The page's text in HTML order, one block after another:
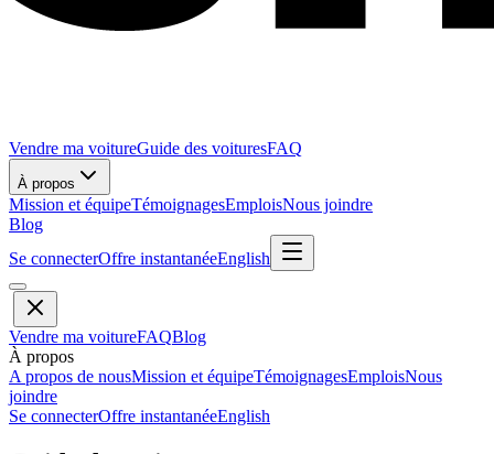
Vendre ma voitureGuide des voituresFAQ
À propos
Mission et équipeTémoignagesEmploisNous joindre
Blog
Se connecterOffre instantanéeEnglish
Vendre ma voitureFAQBlog
À propos
A propos de nousMission et équipeTémoignagesEmploisNous
joindre
Se connecterOffre instantanéeEnglish